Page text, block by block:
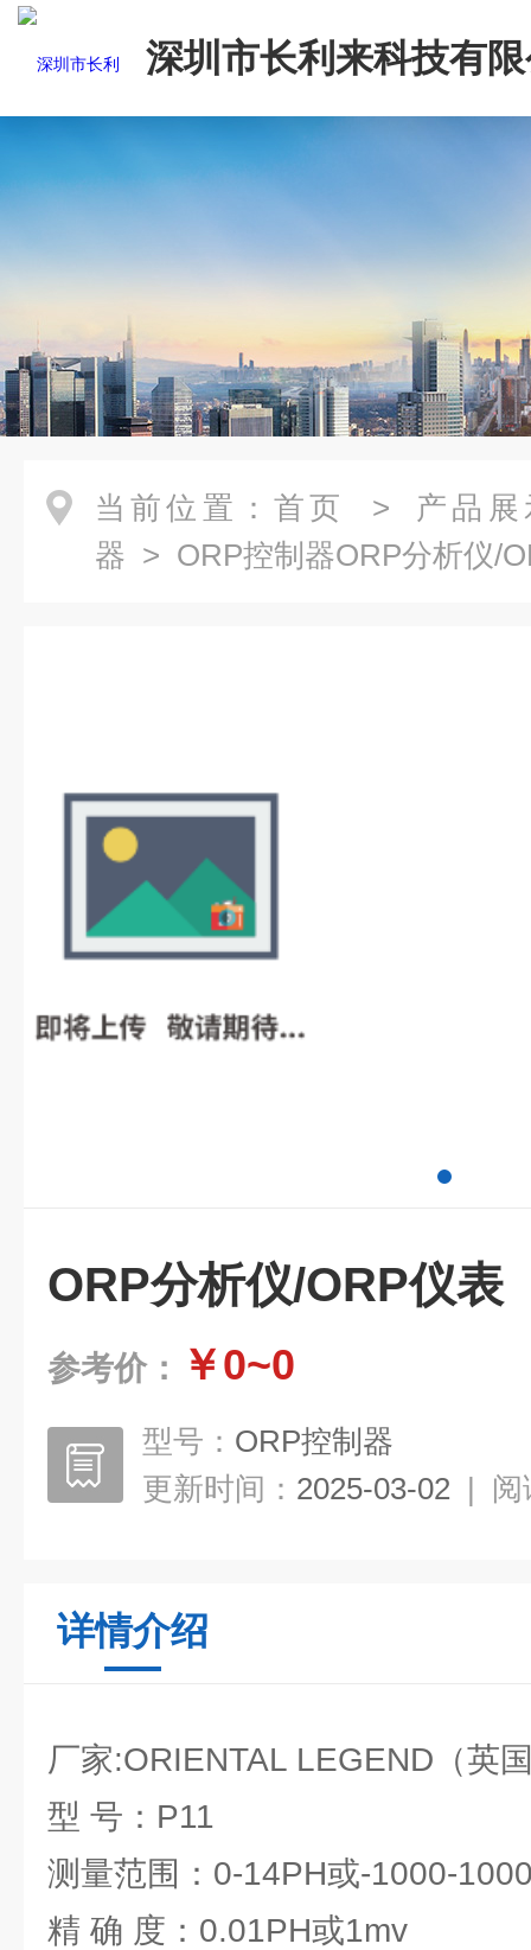
深圳市长利来科技有
当前位置： 首页 > 产品展
器 > ORP控制器ORP分析仪/
ORP分析仪/ORP仪表
参考价： ￥0~0
型号： ORP控制器
更新时间： 2025-03-02 | 阅
详情介绍
厂家:ORIENTAL LEGEND（英
型 号：P11
测量范围：0-14PH或-1000-
精 确 度：0.01PH或1mv